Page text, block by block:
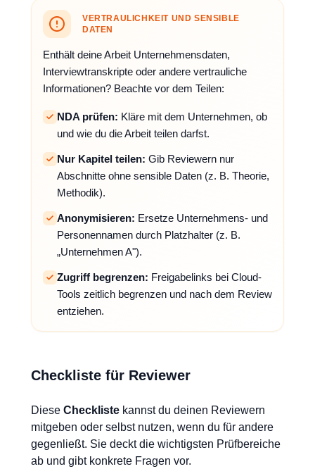
VERTRAULICHKEIT UND SENSIBLE
DATEN
Enthält deine Arbeit Unternehmensdaten,
Interviewtranskripte oder andere vertrauliche
Informationen? Beachte vor dem Teilen:
NDA prüfen: Kläre mit dem Unternehmen, ob
und wie du die Arbeit teilen darfst.
Nur Kapitel teilen: Gib Reviewern nur
Abschnitte ohne sensible Daten (z. B. Theorie,
Methodik).
Anonymisieren: Ersetze Unternehmens- und
Personennamen durch Platzhalter (z. B.
„Unternehmen A").
Zugriff begrenzen: Freigabelinks bei Cloud-
Tools zeitlich begrenzen und nach dem Review
entziehen.
Checkliste für Reviewer
Diese Checkliste kannst du deinen Reviewern
mitgeben oder selbst nutzen, wenn du für andere
gegenließt. Sie deckt die wichtigsten Prüfbereiche
ab und gibt konkrete Fragen vor.